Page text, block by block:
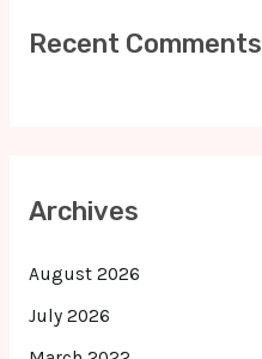
Recent Comments
Archives
August 2026
July 2026